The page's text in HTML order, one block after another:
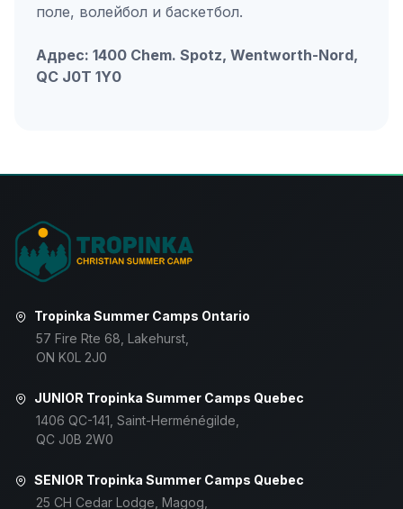
поле, волейбол и баскетбол.
Адрес: 1400 Chem. Spotz, Wentworth-Nord,
QC J0T 1Y0
Tropinka Summer Camps Ontario
57 Fire Rte 68, Lakehurst,
ON K0L 2J0
JUNIOR Tropinka Summer Camps Quebec
1406 QC-141, Saint-Herménégilde,
QC J0B 2W0
SENIOR Tropinka Summer Camps Quebec
25 CH Cedar Lodge, Magog,